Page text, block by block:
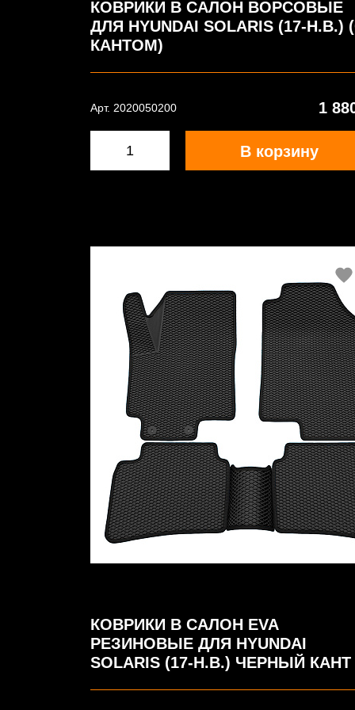
КОВРИКИ В САЛОН ВОРСОВЫЕ
ДЛЯ HYUNDAI SOLARIS (17-Н.В.)
КАНТОМ)
Арт. 2020050200 1
В корзину
КОВРИКИ В САЛОН EVA
РЕЗИНОВЫЕ ДЛЯ HYUNDAI
SOLARIS (17-Н.В.) ЧЕРНЫЙ КАНТ